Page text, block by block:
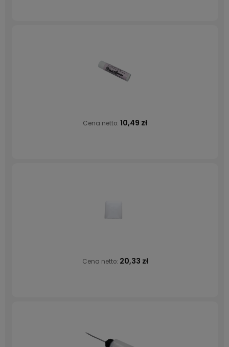
Cena netto: 10,49 zł
Cena netto: 20,33 zł